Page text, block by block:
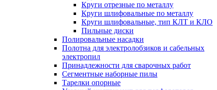
Круги отрезные по металлу
Круги шлифовальные по металлу
Круги шлифовальные, тип КЛТ и КЛО
Пильные диски
Полировальные насадки
Полотна для электролобзиков и сабельных
электропил
Принадлежности для сварочных работ
Сегментные наборные пилы
Тарелки опорные